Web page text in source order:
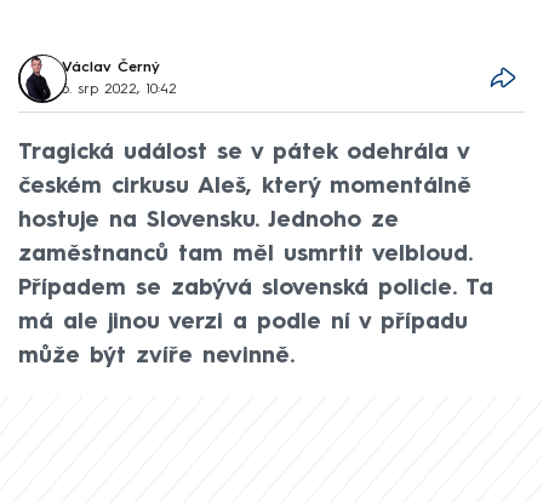
Václav Černý
6. srp 2022, 10:42
Tragická událost se v pátek odehrála v
českém cirkusu Aleš, který momentálně
hostuje na Slovensku. Jednoho ze
zaměstnanců tam měl usmrtit velbloud.
Případem se zabývá slovenská policie. Ta
má ale jinou verzi a podle ní v případu
může být zvíře nevinně.